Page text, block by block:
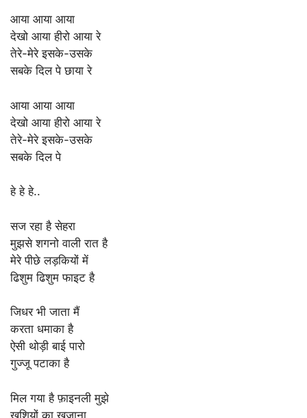
आया आया आया
देखो आया हीरो आया रे
तेरे-मेरे इसके-उसके
सबके दिल पे छाया रे
आया आया आया
देखो आया हीरो आया रे
तेरे-मेरे इसके-उसके
सबके दिल पे
हे हे हे..
सज रहा है सेहरा
मुझसे शगनो वाली रात है
मेरे पीछे लड़कियों में
ढिशुम ढिशुम फाइट है
जिधर भी जाता मैं
करता धमाका है
ऐसी थोड़ी बाई पारो
गुज्जू पटाका है
मिल गया है फ़ाइनली मुझे
खुशियों का खजाना